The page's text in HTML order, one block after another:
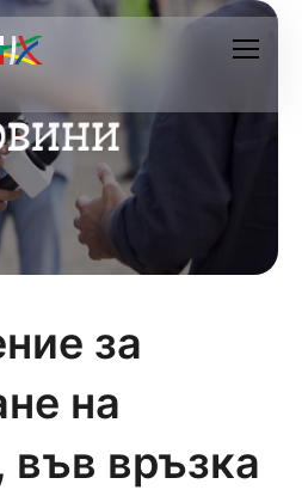
за
на
във връзка